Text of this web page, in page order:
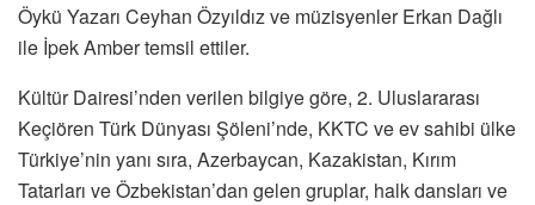
Öykü Yazarı Ceyhan Özyıldız ve müzisyenler Erkan Dağlı
ile İpek Amber temsil ettiler.
Kültür Dairesi’nden verilen bilgiye göre, 2. Uluslararası
Keçiören Türk Dünyası Şöleni’nde, KKTC ve ev sahibi ülke
Türkiye’nin yanı sıra, Azerbaycan, Kazakistan, Kırım
Tatarları ve Özbekistan’dan gelen gruplar, halk dansları ve